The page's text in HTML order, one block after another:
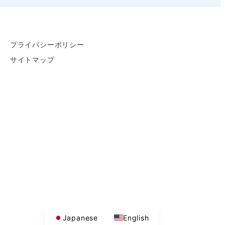
プライバシーポリシー
サイトマップ
Japanese English